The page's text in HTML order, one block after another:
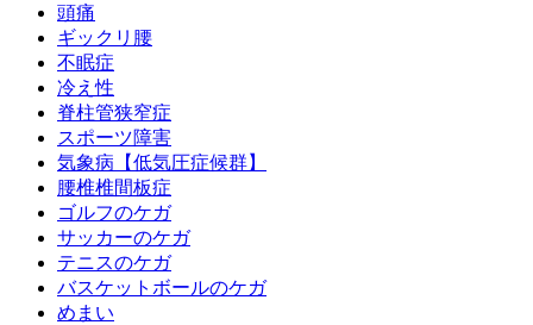
頭痛
ギックリ腰
不眠症
冷え性
脊柱管狭窄症
スポーツ障害
気象病【低気圧症候群】
腰椎椎間板症
ゴルフのケガ
サッカーのケガ
テニスのケガ
バスケットボールのケガ
めまい